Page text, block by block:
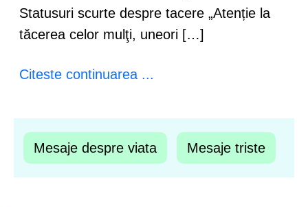
Statusuri scurte despre tacere „Atenție la
tăcerea celor mulţi, uneori […]
Citeste continuarea ...
Mesaje despre viata Mesaje triste